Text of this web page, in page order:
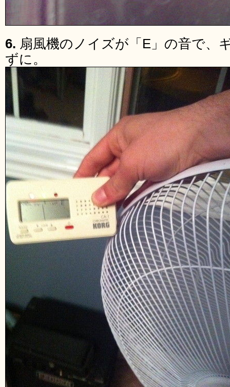
6. 扇風機のノイズが「E」の音で、
ずに。